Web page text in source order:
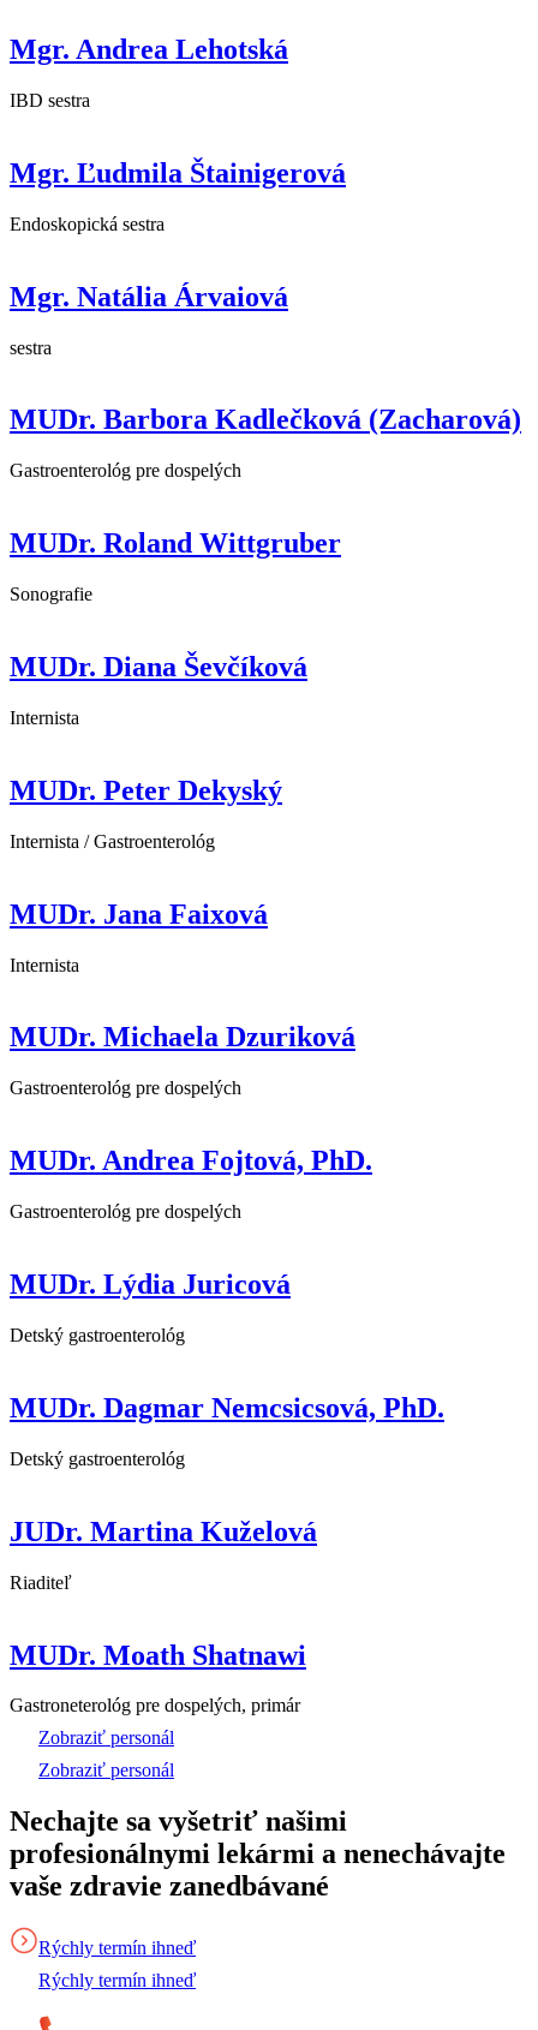
Mgr. Andrea Lehotská
IBD sestra
Mgr. Ľudmila Štainigerová
Endoskopická sestra
Mgr. Natália Árvaiová
sestra
MUDr. Barbora Kadlečková (Zacharová)
Gastroenterológ pre dospelých
MUDr. Roland Wittgruber
Sonografie
MUDr. Diana Ševčíková
Internista
MUDr. Peter Dekyský
Internista / Gastroenterológ
MUDr. Jana Faixová
Internista
MUDr. Michaela Dzuriková
Gastroenterológ pre dospelých
MUDr. Andrea Fojtová, PhD.
Gastroenterológ pre dospelých
MUDr. Lýdia Juricová
Detský gastroenterológ
MUDr. Dagmar Nemcsicsová, PhD.
Detský gastroenterológ
JUDr. Martina Kuželová
Riaditeľ
MUDr. Moath Shatnawi
Gastroneterológ pre dospelých, primár
Zobraziť personál
Zobraziť personál
Nechajte sa vyšetriť našimi
profesionálnymi lekármi a nenechávajte
vaše zdravie zanedbávané
Rýchly termín ihneď
Rýchly termín ihneď